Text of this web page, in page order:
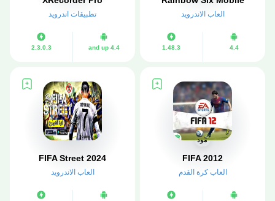
العاب الاندرويد
4.4
1.48.3
تطبيقات اندرويد
4.4 and up
2.3.0.3
مود
FIFA 2012
العاب كرة القدم
FIFA Street 2024
العاب الاندرويد